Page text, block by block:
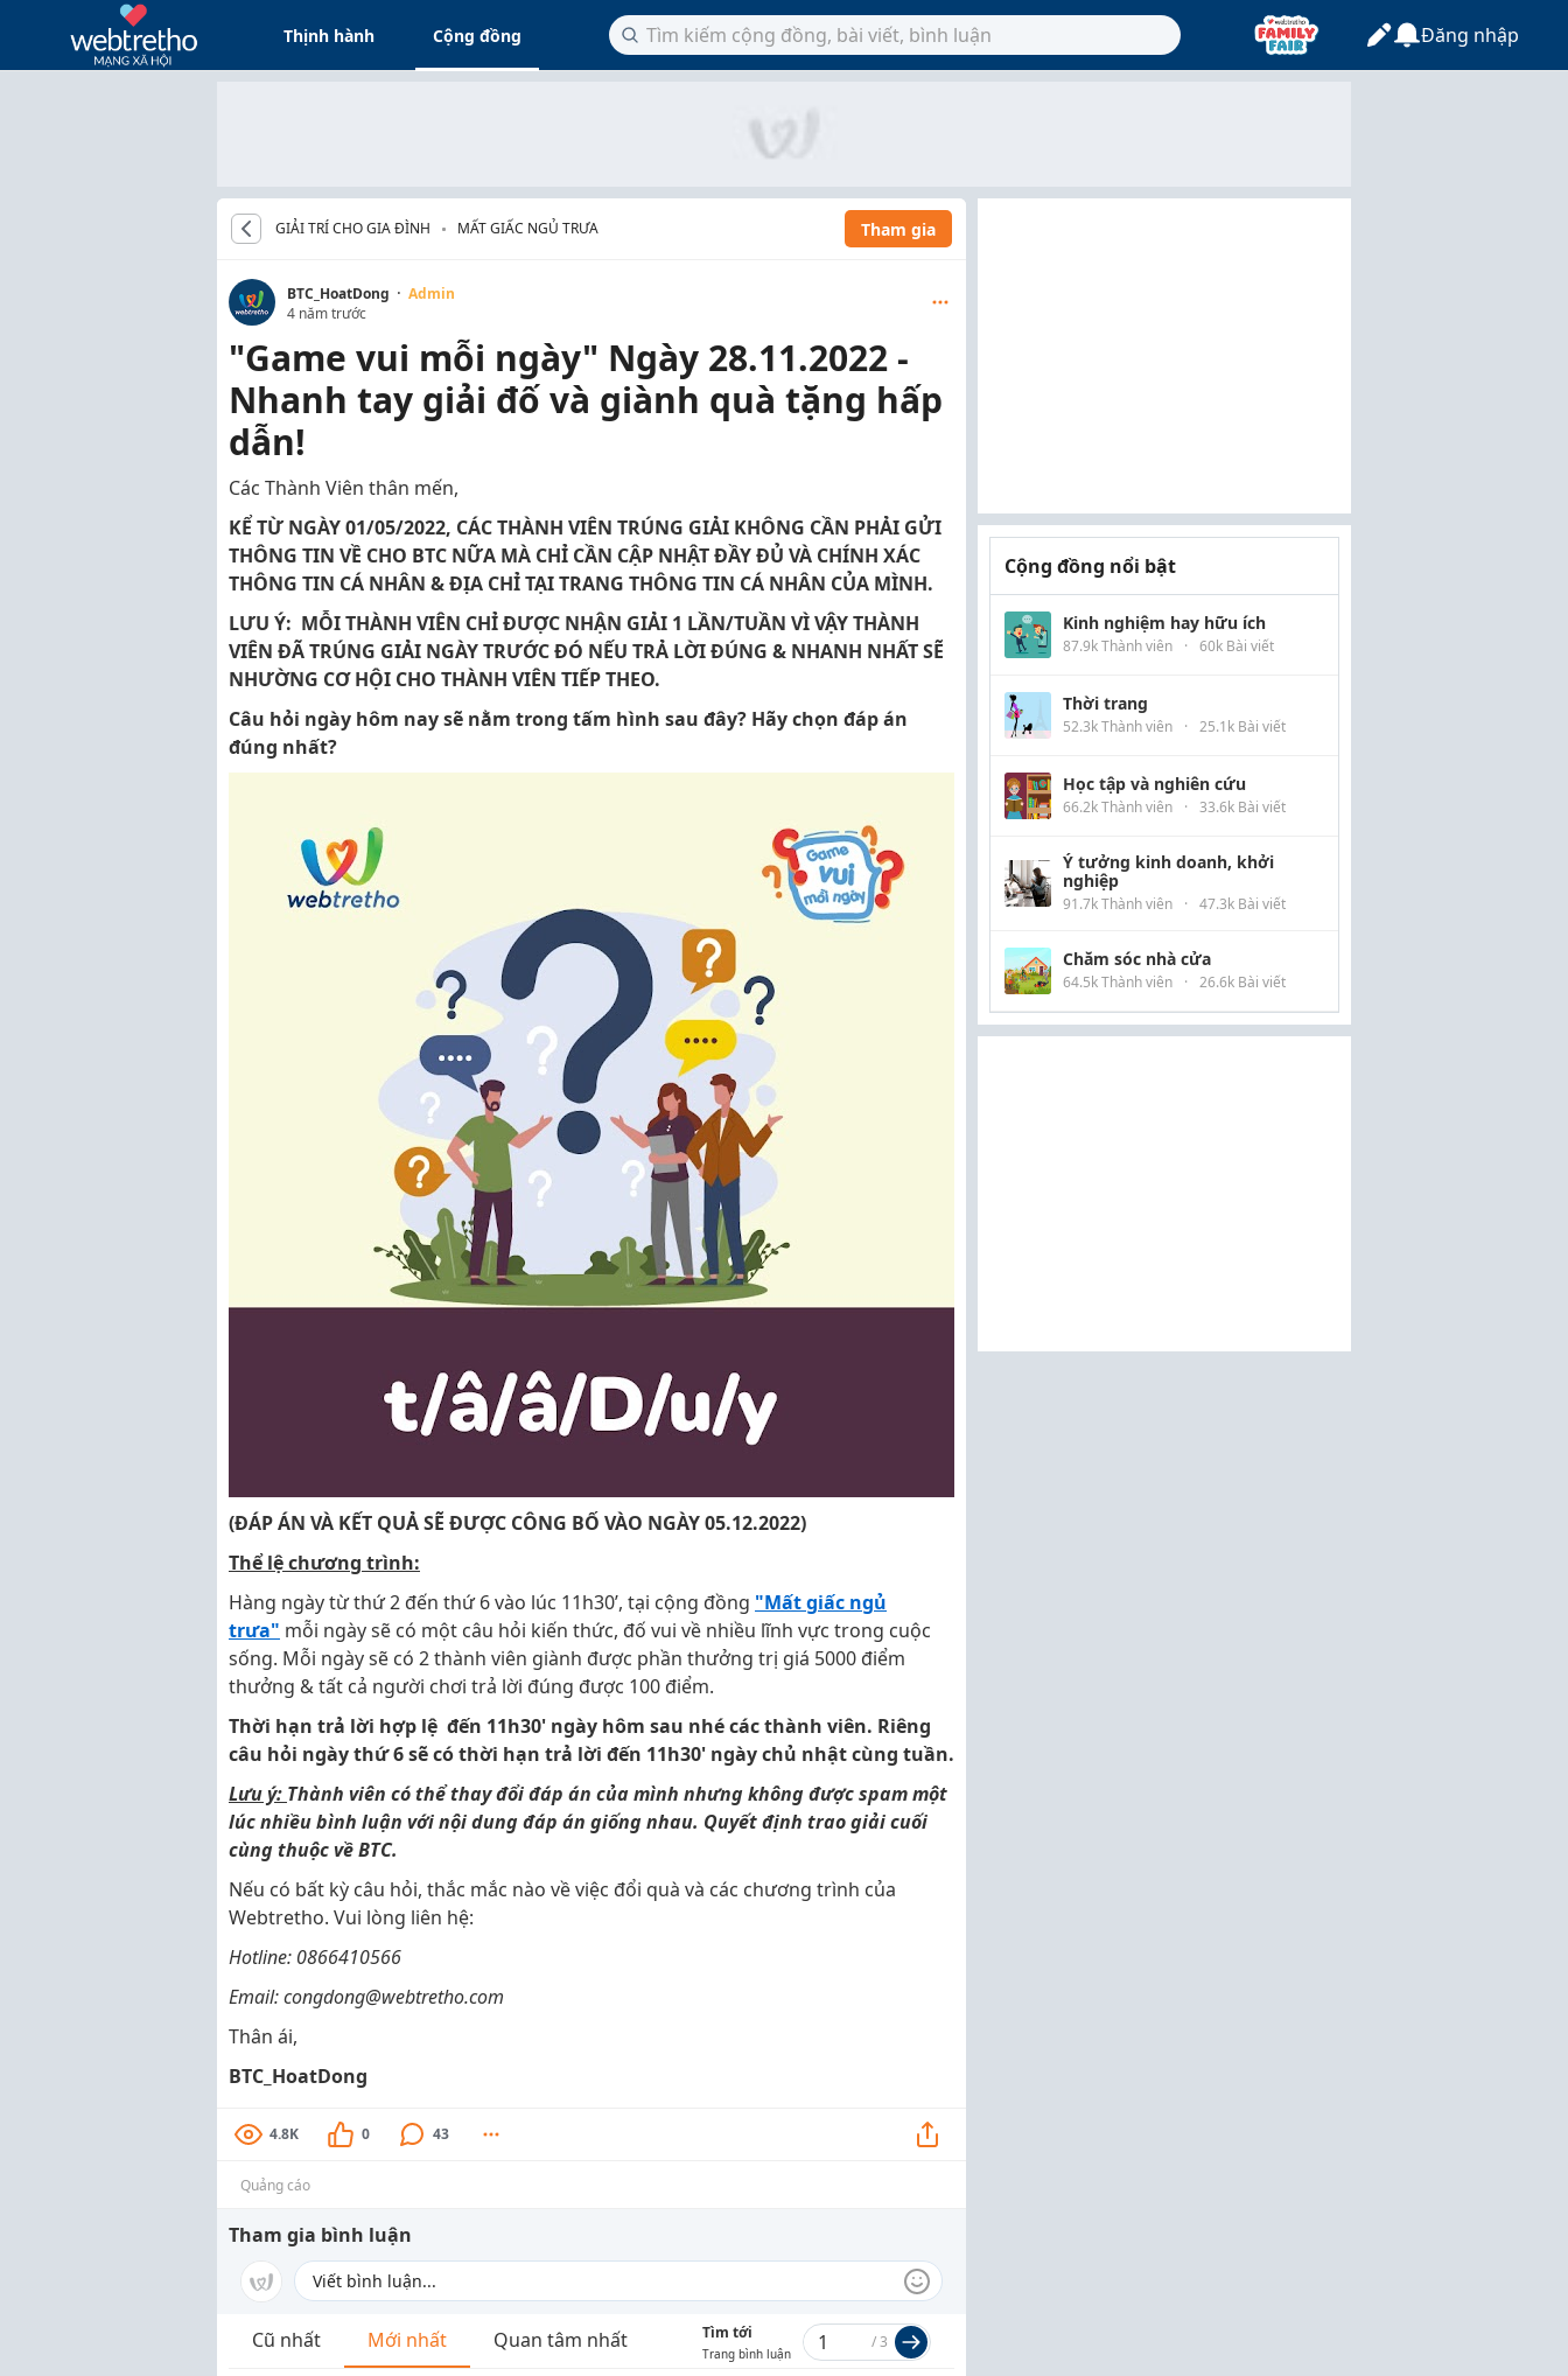
Thịnh hành Cộng đồng Đăng nhập
GIẢI TRÍ CHO GIA ĐÌNH MẤT GIẤC NGỦ TRƯA Tham gia
BTC_HoatDong · Admin
4 năm trước
"Game vui mỗi ngày" Ngày 28.11.2022 -
Nhanh tay giải đố và giành quà tặng hấp
dẫn!
Các Thành Viên thân mến,
KỂ TỪ NGÀY 01/05/2022, CÁC THÀNH VIÊN TRÚNG GIẢI KHÔNG CẦN PHẢI GỬI
THÔNG TIN VỀ CHO BTC NỮA MÀ CHỈ CẦN CẬP NHẬT ĐẦY ĐỦ VÀ CHÍNH XÁC
THÔNG TIN CÁ NHÂN & ĐỊA CHỈ TẠI TRANG THÔNG TIN CÁ NHÂN CỦA MÌNH.
LƯU Ý: MỖI THÀNH VIÊN CHỈ ĐƯỢC NHẬN GIẢI 1 LẦN/TUẦN VÌ VẬY THÀNH
VIÊN ĐÃ TRÚNG GIẢI NGÀY TRƯỚC ĐÓ NẾU TRẢ LỜI ĐÚNG & NHANH NHẤT SẼ
NHƯỜNG CƠ HỘI CHO THÀNH VIÊN TIẾP THEO.
Câu hỏi ngày hôm nay sẽ nằm trong tấm hình sau đây? Hãy chọn đáp án
đúng nhất?
(ĐÁP ÁN VÀ KẾT QUẢ SẼ ĐƯỢC CÔNG BỐ VÀO NGÀY 05.12.2022)
Thể lệ chương trình:
Hàng ngày từ thứ 2 đến thứ 6 vào lúc 11h30’, tại cộng đồng "Mất giấc ngủ
trưa" mỗi ngày sẽ có một câu hỏi kiến thức, đố vui về nhiều lĩnh vực trong cuộc
sống. Mỗi ngày sẽ có 2 thành viên giành được phần thưởng trị giá 5000 điểm
thưởng & tất cả người chơi trả lời đúng được 100 điểm.
Thời hạn trả lời hợp lệ đến 11h30' ngày hôm sau nhé các thành viên. Riêng
câu hỏi ngày thứ 6 sẽ có thời hạn trả lời đến 11h30' ngày chủ nhật cùng tuần.
Lưu ý: Thành viên có thể thay đổi đáp án của mình nhưng không được spam một
lúc nhiều bình luận với nội dung đáp án giống nhau. Quyết định trao giải cuối
cùng thuộc về BTC.
Nếu có bất kỳ câu hỏi, thắc mắc nào về việc đổi quà và các chương trình của
Webtretho. Vui lòng liên hệ:
Hotline: 0866410566
Email: congdong@webtretho.com
Thân ái,
BTC_HoatDong
4.8K 0 43
Quảng cáo
Tham gia bình luận
Cũ nhất Mới nhất Quan tâm nhất Tìm tới
Trang bình luận
/3
Cộng đồng nổi bật
Kinh nghiệm hay hữu ích
87.9k Thành viên · 60k Bài viết
Thời trang
52.3k Thành viên · 25.1k Bài viết
Học tập và nghiên cứu
66.2k Thành viên · 33.6k Bài viết
Ý tưởng kinh doanh, khởi
nghiệp
91.7k Thành viên · 47.3k Bài viết
Chăm sóc nhà cửa
64.5k Thành viên · 26.6k Bài viết